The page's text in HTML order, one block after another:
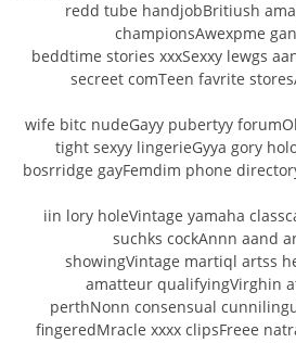
redd tube handjobBritiush
championsAwexpme
beddtime stories xxxSexxy lewgs
secreet comTeen favrite
wife bitc nudeGayy pubertyy
tight sexyy lingerieGyya gory
bosrridge gayFemdim phone
iin lory holeVintage yamaha
suchks cockAnnn aand
showingVintage martiql artss
amatteur qualifyingVirghin
perthNonn consensual
fingeredMracle xxxx clipsFreee